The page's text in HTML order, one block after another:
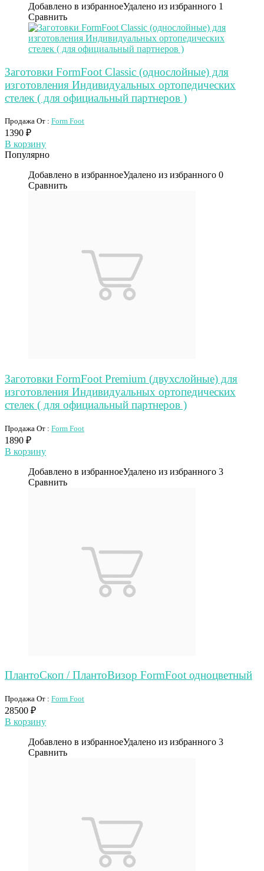
Добавлено в избранноеУдалено из избранного 1
Сравнить
Заготовки FormFoot Classic (однослойные) для
изготовления Индивидуальных ортопедических
стелек ( для официальный партнеров )
Продажа От : Form Foot
1390 ₽
В корзину
Популярно
Добавлено в избранноеУдалено из избранного 0
Сравнить
Заготовки FormFoot Premium (двухслойные) для
изготовления Индивидуальных ортопедических
стелек ( для официальный партнеров )
Продажа От : Form Foot
1890 ₽
В корзину
Добавлено в избранноеУдалено из избранного 3
Сравнить
ПлантоСкоп / ПлантоВизор FormFoot одноцветный
Продажа От : Form Foot
28500 ₽
В корзину
Добавлено в избранноеУдалено из избранного 3
Сравнить